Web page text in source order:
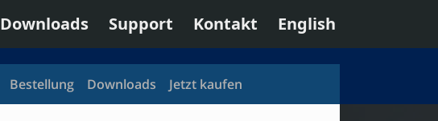
Downloads Support Kontakt English
Bestellung Downloads Jetzt kaufen